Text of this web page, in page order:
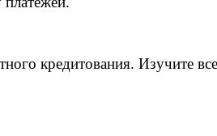
кредитования. Изучите